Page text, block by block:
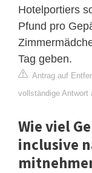
Hotelportiers
Pfund pro
Tag geben.
Antrag auf
vollständige Antwort
Wie viel
inclusive